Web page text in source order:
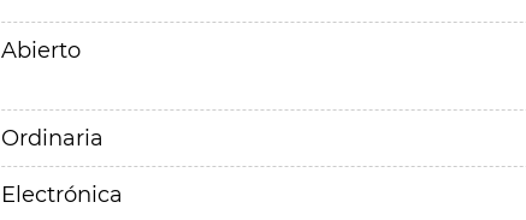
Abierto
Ordinaria
Electrónica